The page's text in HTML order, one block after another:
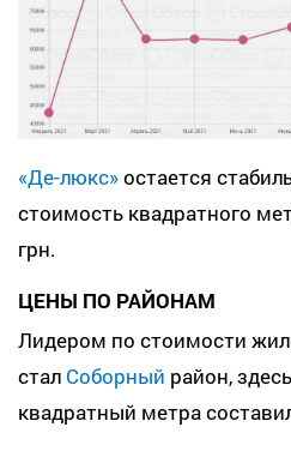
«Де-люкс»остается
стоимость квадратного
грн.
ЦЕНЫ ПО РАЙОНАМ
Лидером по стоимости
стал Соборный район,
квадратный метра